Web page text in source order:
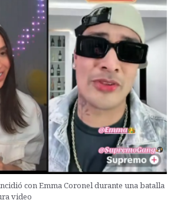
con Emma Coronel durante una batalla
video